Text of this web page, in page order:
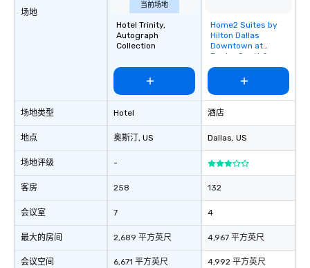
场地
场地类型
地点
场地评级
客房
会议室
最大的房间
会议空间
当前场地
Hotel Trinity,
Autograph
Collection
Hotel
奥斯汀 , US
-
258
7
2,689 平方英尺
6,671 平方英尺
Removed from
favorites
Home2 Suites by
Hilton Dallas
Downtown at
Baylor Scott &
White
酒店
Dallas, US
132
4
4,967 平方英尺
4,992 平方英尺